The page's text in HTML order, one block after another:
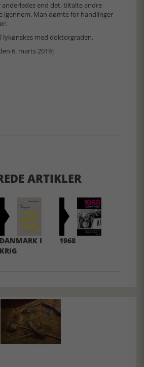
end det, tiltalte andre
igennem. Man dømte for handlinger
lykønskes med doktorgraden.
6. marts 2019]
ARTIKLER
DANMARK I
KRIG
1968